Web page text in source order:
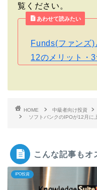
覧ください。
あわせて読みたい
Funds(ファンズ
12のメリット・
HOME 中級者向け投資
ソフトバンクのIPOが12月に
こんな記事もオ
IPO投資